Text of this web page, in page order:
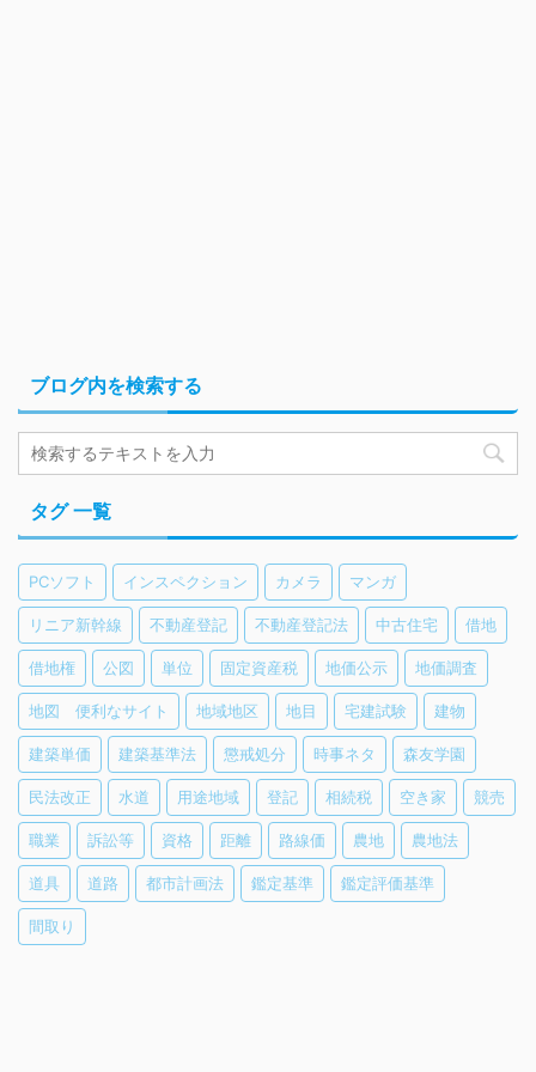
ブログ内を検索する
タグ 一覧
PCソフト インスペクション カメラ マンガ
リニア新幹線 不動産登記 不動産登記法 中古住宅 借地
借地権 公図 単位 固定資産税 地価公示 地価調査
地図 便利なサイト 地域地区 地目 宅建試験 建物
建築単価 建築基準法 懲戒処分 時事ネタ 森友学園
民法改正 水道 用途地域 登記 相続税 空き家 競売
職業 訴訟等 資格 距離 路線価 農地 農地法
道具 道路 都市計画法 鑑定基準 鑑定評価基準
間取り